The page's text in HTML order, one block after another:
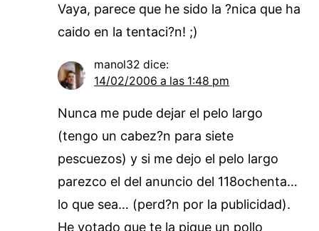
Vaya, parece que he sido la ?nica que ha
caido en la tentaci?n! ;)
manol32 dice:
14/02/2006 a las 1:48 pm
Nunca me pude dejar el pelo largo
(tengo un cabez?n para siete
pescuezos) y si me dejo el pelo largo
parezco el del anuncio del 118ochenta…
lo que sea… (perd?n por la publicidad).
He votado que te la pique un pollo